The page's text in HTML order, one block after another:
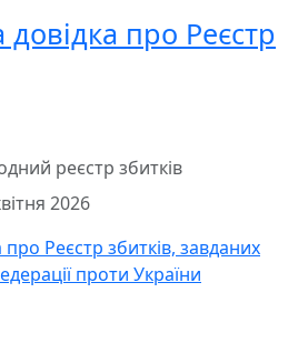
про Реєстр
реєстр збитків
2026
Реєстр збитків, завданих
проти України